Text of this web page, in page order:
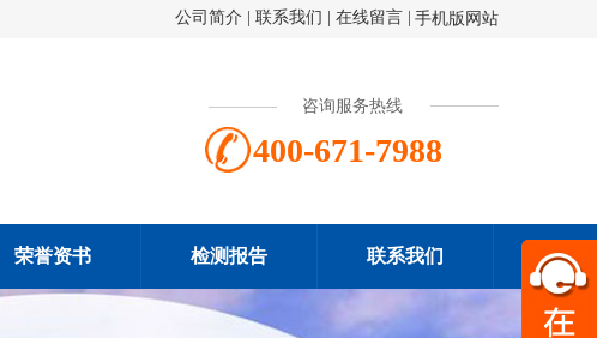
手机版网站
公司简介 联系我们 在线留言
咨询服务热线
400-671-7988
荣誉资书 检测报告 联系我们